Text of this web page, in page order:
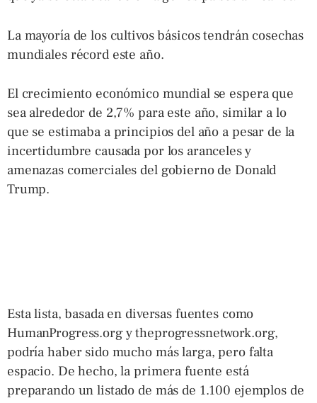
La mayoría de los cultivos básicos tendrán cosechas
mundiales récord este año.
El crecimiento económico mundial se espera que
sea alrededor de 2,7% para este año, similar a lo
que se estimaba a principios del año a pesar de la
incertidumbre causada por los aranceles y
amenazas comerciales del gobierno de Donald
Trump.
Esta lista, basada en diversas fuentes como
HumanProgress.org y theprogressnetwork.org,
podría haber sido mucho más larga, pero falta
espacio. De hecho, la primera fuente está
preparando un listado de más de 1.100 ejemplos de